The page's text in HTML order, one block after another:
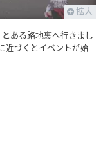
拡大
ある路地裏へ行きまし
近づくとイベントが始